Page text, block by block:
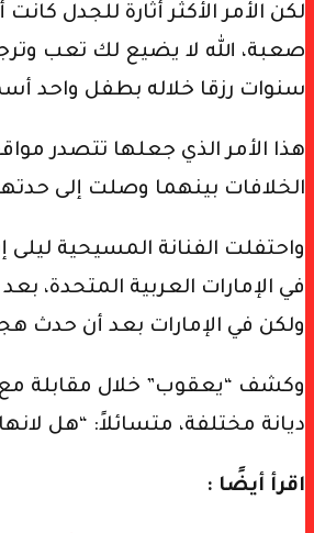
سنوات رزقا خلاله بطفل واحد
هذا الأمر الذي جعلها تتصدر
الخلافات بينهما وصلت إلى
في الإمارات العربية
ولكن في الإمارات بعد أن حدث
ديانة مختلفة، متسائلاً: “هل
اقرأ أيضًا :